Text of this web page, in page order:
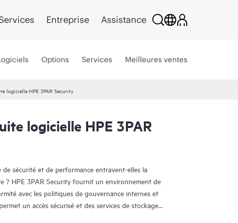
Entreprise Assistance
Options Services Meilleures ventes
logicielle HPE 3PAR Security
logicielle HPE 3PAR
sécurité et de performance entravent-elles la
? HPE 3PAR Security fournit un environnement de
avec les politiques de gouvernance internes et
un accès sécurisé et des services de stockage